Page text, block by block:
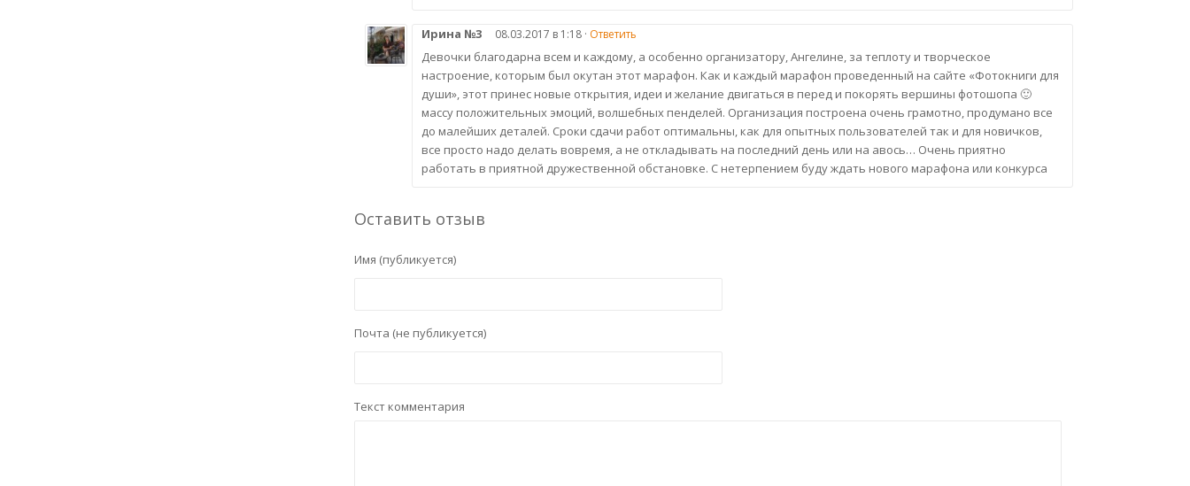
Ирина №3 08.03.2017 в 1:18 · Ответить
Девочки благодарна всем и каждому, а особенно организатору, Ангелине, за теплоту и творческое
настроение, которым был окутан этот марафон. Как и каждый марафон проведенный на сайте «Фотокниги для
души», этот принес новые открытия, идеи и желание двигаться в перед и покорять вершины фотошопа 🙂
массу положительных эмоций, волшебных пенделей. Организация построена очень грамотно, продумано все
до малейших деталей. Сроки сдачи работ оптимальны, как для опытных пользователей так и для новичков,
все просто надо делать вовремя, а не откладывать на последний день или на авось… Очень приятно
работать в приятной дружественной обстановке. С нетерпением буду ждать нового марафона или конкурса
Оставить отзыв
Имя (публикуется)
Почта (не публикуется)
Текст комментария